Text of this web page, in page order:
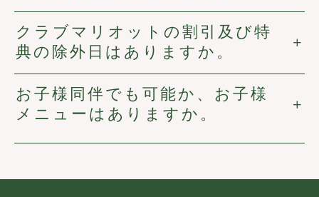
クラブマリオットの割引及び特
典の除外日はありますか。
お子様同伴でも可能か、お子様
メニューはありますか。